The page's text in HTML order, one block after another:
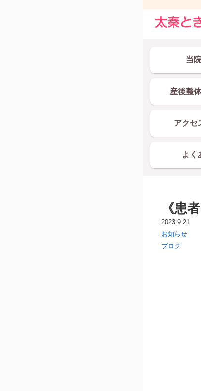
当
産後整
アクセ
よく
《患
2023.9.21
お知らせ
ブログ